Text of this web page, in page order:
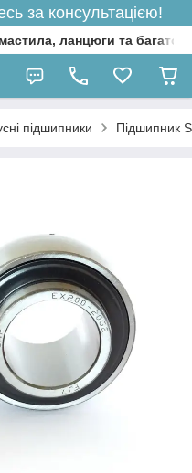
за консультацією!
ланцюги та багато
підшипники Підшипник